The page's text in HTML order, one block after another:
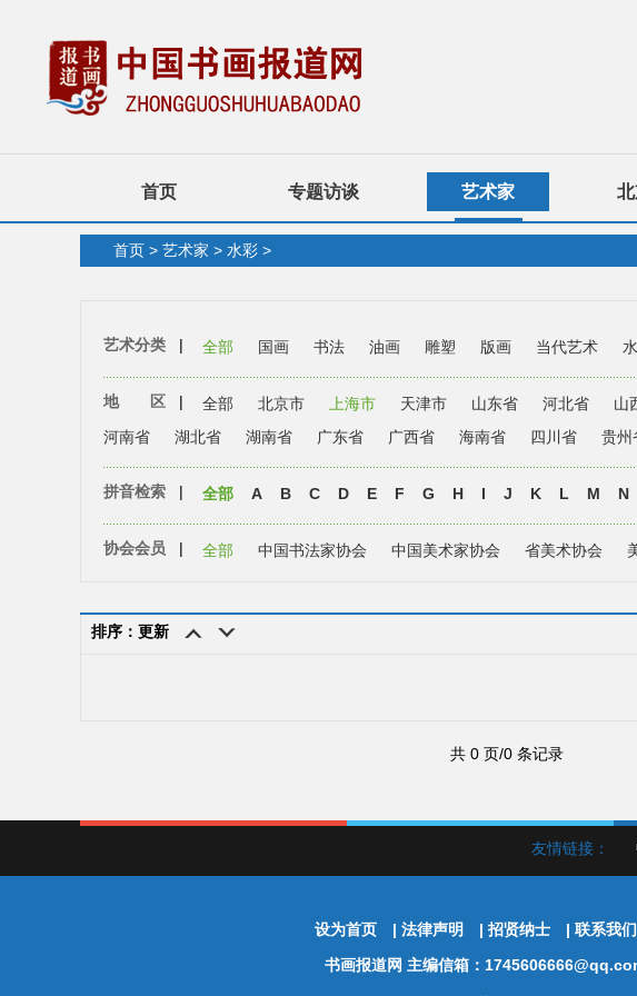
首页 专题访谈 艺术家
首页 > 艺术家 > 水彩 >
艺术分类 | 全部 国画 书法 油画 雕塑 版画 当代艺术
地 区 | 全部 北京市 上海市 天津市 山东省 河北省 山
河南省
湖北省 湖南省 广东省 广西省 海南省 四川省 贵州
拼音检索 | 全部 A B C D E F G H I J K L M N
协会会员 | 全部 中国书法家协会 中国美术家协会 省美术协会
排序：更新
共 0 页/0 条记录
友情链接：
设为首页 | 法律声明 | 招贤纳士 | 联系我们
书画报道网 主编信箱：